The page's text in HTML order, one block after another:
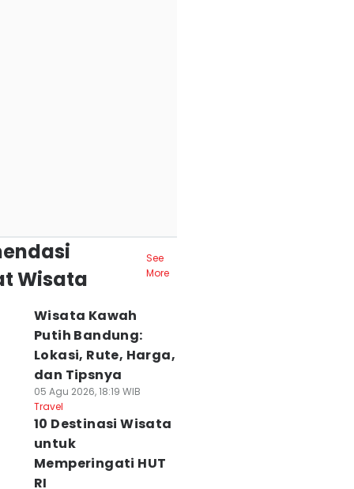
Wisata
See
More
Wisata Kawah
Putih Bandung:
Lokasi, Rute, Harga,
dan Tipsnya
05 Agu 2026, 18:19 WIB
Travel
10 Destinasi Wisata
untuk
Memperingati HUT
RI